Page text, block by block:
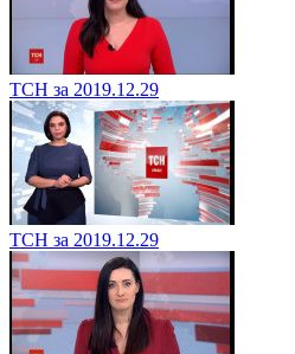
ТСН за 2019.12.29
ТСН за 2019.12.29